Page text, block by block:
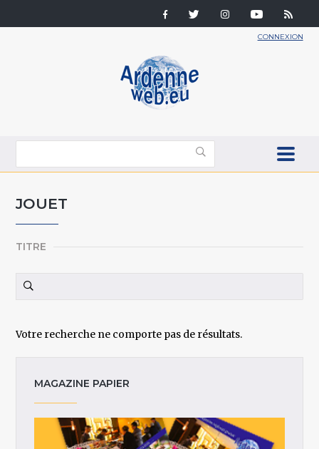
CONNEXION
JOUET
TITRE
Votre recherche ne comporte pas de résultats.
MAGAZINE PAPIER